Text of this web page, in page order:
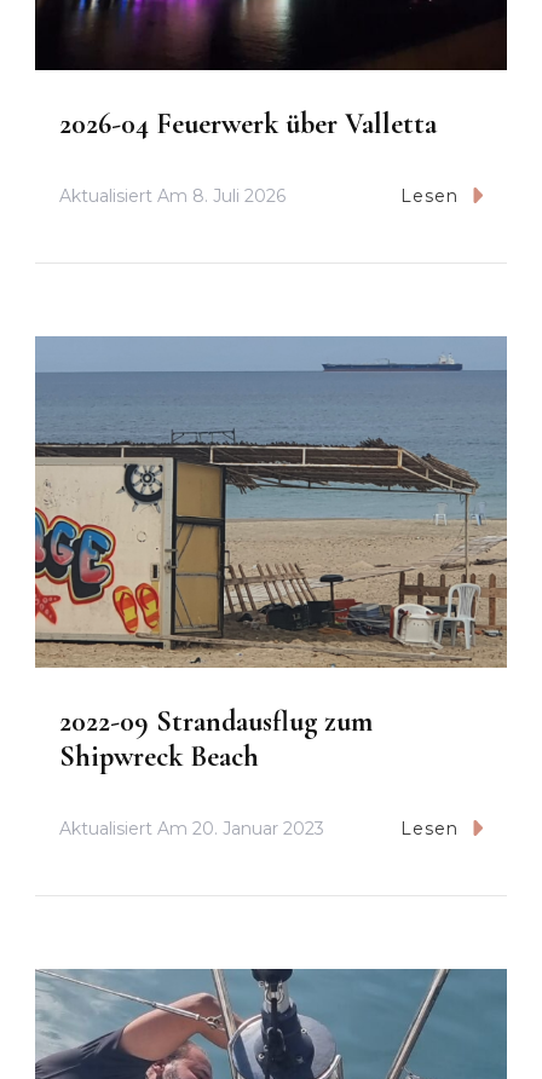
2026-04 Feuerwerk über Valletta
Aktualisiert Am 8. Juli 2026 Lesen
2022-09 Strandausflug zum
Shipwreck Beach
Aktualisiert Am 20. Januar 2023 Lesen